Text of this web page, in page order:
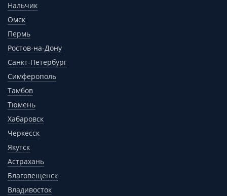
Нальчик
Омск
Пермь
Ростов-на-Дону
Санкт-Петербург
Симферополь
Тамбов
Тюмень
Хабаровск
Черкесск
Якутск
Астрахань
Благовещенск
Владивосток